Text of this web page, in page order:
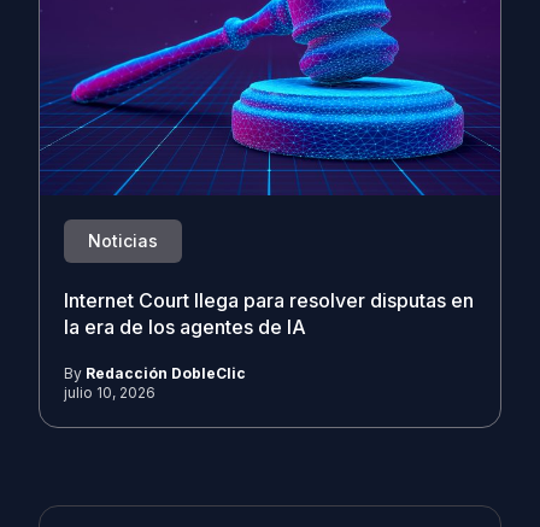
Noticias
Internet Court llega para resolver disputas en
la era de los agentes de IA
By Redacción DobleClic
julio 10, 2026